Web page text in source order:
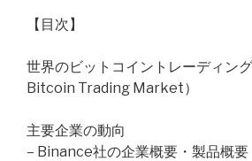
【目次】
世界のビットコイントレーディン
Bitcoin Trading Market）
主要企業の動向
– Binance社の企業概要・製品概要